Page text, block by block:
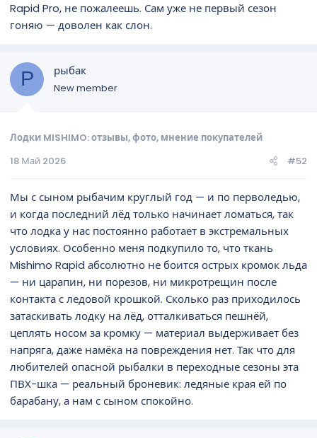
Rapid Pro, не пожалеешь. Сам уже не первый сезон
гоняю — доволен как слон.
Р рыбак
New member
Лодки MISHIMO: отзывы, фото, мнение покупателей
18 Май 2026
#52
Мы с сыном рыбачим круглый год — и по перволедью,
и когда последний лёд только начинает ломаться, так
что лодка у нас постоянно работает в экстремальных
условиях. Особенно меня подкупило то, что ткань
Mishimo Rapid абсолютно не боится острых кромок льда
— ни царапин, ни порезов, ни микротрещин после
контакта с ледовой крошкой. Сколько раз приходилось
затаскивать лодку на лёд, отталкиваться пешнёй,
цеплять носом за кромку — материал выдерживает без
напряга, даже намёка на повреждения нет. Так что для
любителей опасной рыбалки в переходные сезоны эта
ПВХ-шка — реальный броневик: ледяные края ей по
барабану, а нам с сыном спокойно.